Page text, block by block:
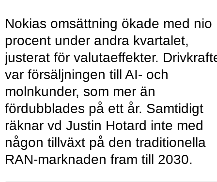
Nokias omsättning ökade med nio
procent under andra kvartalet,
justerat för valutaeffekter.
var försäljningen till AI- och
molnkunder, som mer än
fördubblades på ett år. Samtidigt
räknar vd Justin Hotard inte med
någon tillväxt på den traditionella
RAN-marknaden fram till 2030.